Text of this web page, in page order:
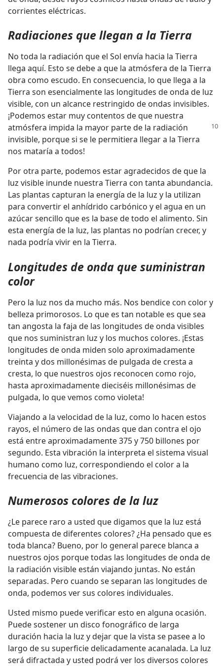
corrientes eléctricas.
Radiaciones que llegan a la Tierra
No toda la radiación que el Sol envía hacia la Tierra
llega aquí. Esto se debe a que la atmósfera de la Tierra
obra como escudo. En consecuencia, lo que llega a la
Tierra son esencialmente las longitudes de onda de luz
visible, con un alcance restringido de ondas invisibles.
¡Podemos estar muy contentos de que nuestra
atmósfera impida la mayor parte de la radiación
invisible, porque si se le permitiera llegar a la Tierra
nos mataría a todos!
Por otra parte, podemos estar agradecidos de que la
luz visible inunde nuestra Tierra con tanta abundancia.
Las plantas capturan la energía de la luz y la utilizan
para convertir el anhídrido carbónico y el agua en un
azúcar sencillo que es la base de todo el alimento. Sin
esta energía de la luz, las plantas no podrían crecer, y
nada podría vivir en la Tierra.
Longitudes de onda que suministran
color
Pero la luz nos da mucho más. Nos bendice con color y
belleza primorosos. Lo que es tan notable es que sea
tan angosta la faja de las longitudes de onda visibles
que nos suministran luz y los muchos colores. ¡Estas
longitudes de onda miden solo aproximadamente
treinta y dos millonésimas de pulgada de cresta a
cresta, lo que nuestros ojos reconocen como rojo,
hasta aproximadamente dieciséis millonésimas de
pulgada, lo que vemos como violeta!
Viajando a la velocidad de la luz, como lo hacen estos
rayos, el número de las ondas que dan contra el ojo
está entre aproximadamente 375 y 750 billones por
segundo. Esta vibración la interpreta el sistema visual
humano como luz, correspondiendo el color a la
frecuencia de las vibraciones.
Numerosos colores de la luz
¿Le parece raro a usted que digamos que la luz está
compuesta de diferentes colores? ¿Ha pensado que es
toda blanca? Bueno, por lo general parece blanca a
nuestros ojos porque todas las longitudes de onda de
la radiación visible están viajando juntas. No están
separadas. Pero cuando se separan las longitudes de
onda, podemos ver sus colores individuales.
Usted mismo puede verificar esto en alguna ocasión.
Puede sostener un disco fonográfico de larga
duración hacia la luz y dejar que la vista se pasee a lo
largo de su superficie delicadamente acanalada. La luz
será difractada y usted podrá ver los diversos colores